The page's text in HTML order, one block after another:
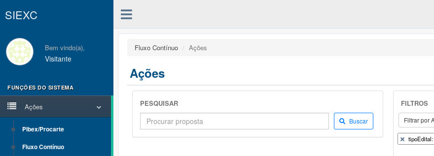
SIEXC
Bem vindo(a),
Visitante
FUNÇÕES DO SISTEMA
Ações
Pibex/Procarte
Fluxo Contínuo
Fluxo Contínuo Ações
Ações
PESQUISAR
Buscar
FILTROS
Filtrar por